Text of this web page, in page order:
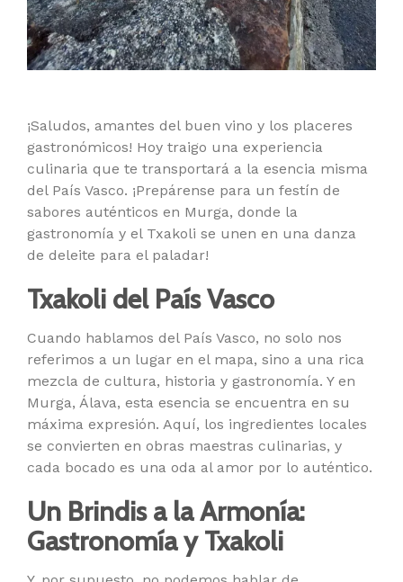
¡Saludos, amantes del buen vino y los placeres
gastronómicos! Hoy traigo una experiencia
culinaria que te transportará a la esencia misma
del País Vasco. ¡Prepárense para un festín de
sabores auténticos en Murga, donde la
gastronomía y el Txakoli se unen en una danza
de deleite para el paladar!
Txakoli del País Vasco
Cuando hablamos del País Vasco, no solo nos
referimos a un lugar en el mapa, sino a una rica
mezcla de cultura, historia y gastronomía. Y en
Murga, Álava, esta esencia se encuentra en su
máxima expresión. Aquí, los ingredientes locales
se convierten en obras maestras culinarias, y
cada bocado es una oda al amor por lo auténtico.
Un Brindis a la Armonía:
Gastronomía y Txakoli